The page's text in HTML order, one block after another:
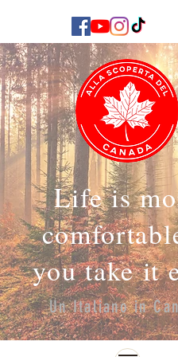
Life is
you take it
Un Italiano in